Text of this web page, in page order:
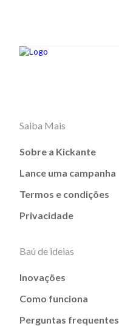
Saiba Mais
Sobre a Kickante
Lance uma campanha
Termos e condições
Privacidade
Baú de ideias
Inovações
Como funciona
Perguntas frequentes